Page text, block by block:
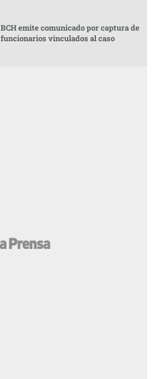
BCH emite comunicado por captura de
funcionarios vinculados al caso